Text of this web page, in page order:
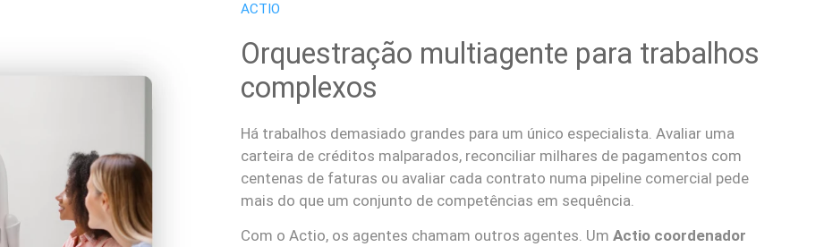
ACTIO
Orquestração multiagente para trabalhos
complexos
Há trabalhos demasiado grandes para um único especialista. Avaliar uma
carteira de créditos malparados, reconciliar milhares de pagamentos com
centenas de faturas ou avaliar cada contrato numa pipeline comercial pede
mais do que um conjunto de competências em sequência.
Com o Actio, os agentes chamam outros agentes. Um Actio coordenador